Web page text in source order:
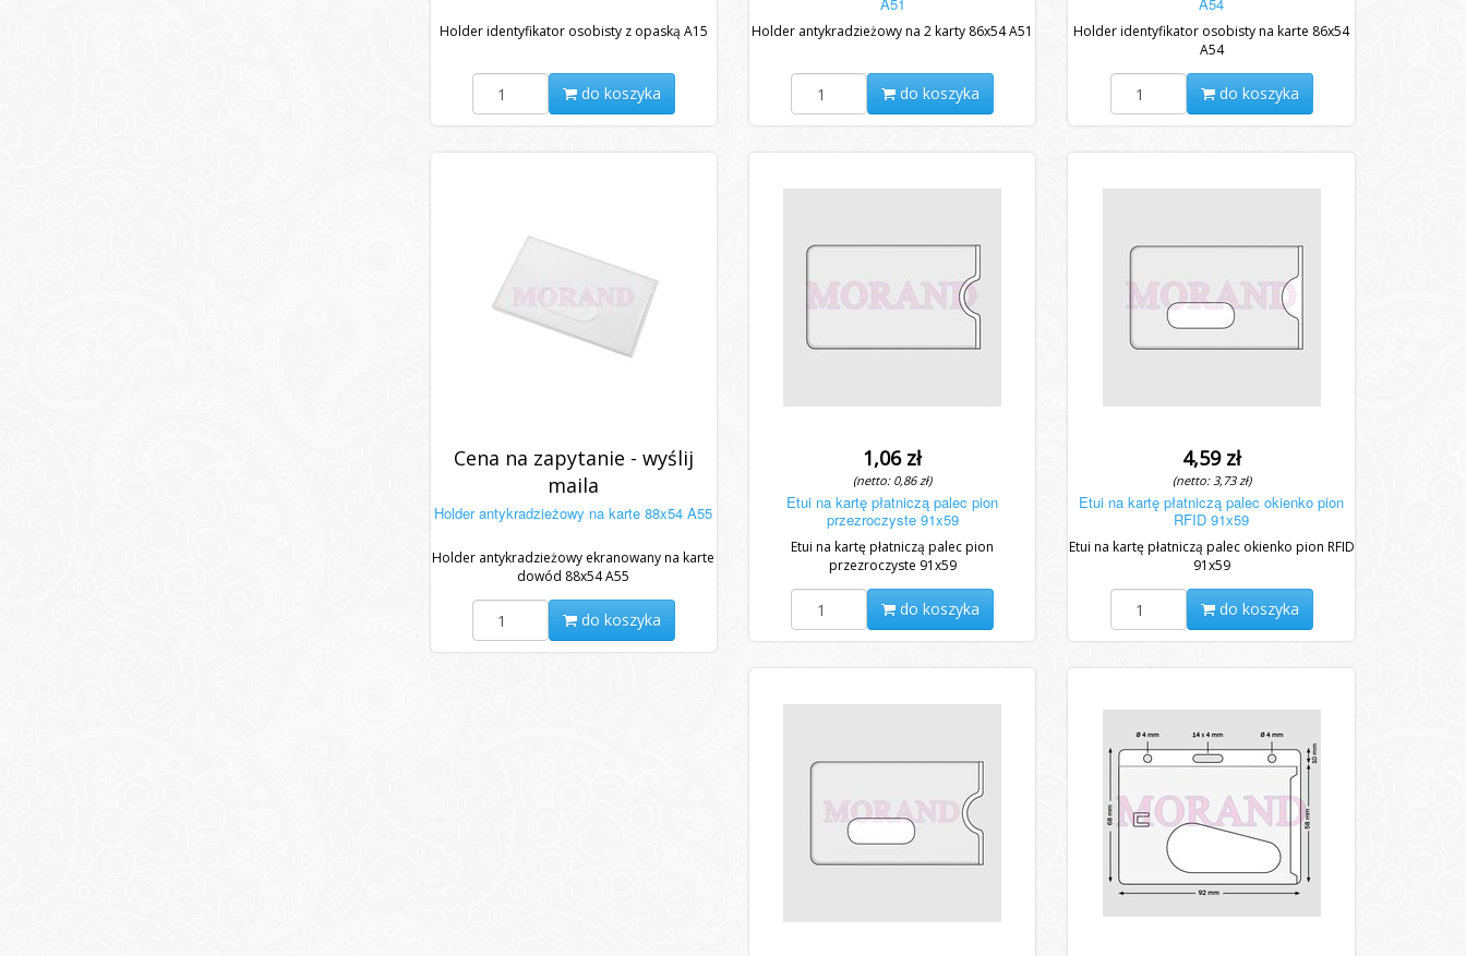
Holder identyfikator osobisty z opaską A15
do koszyka
Holder antykradzieżowy na 2 karty 86x54 A51
do koszyka
Holder identyfikator osobisty na karte 86x54
A54
do koszyka
Cena na zapytanie - wyślij
maila
Holder antykradzieżowy na karte 88x54 A55
Holder antykradzieżowy ekranowany na karte
dowód 88x54 A55
do koszyka
1,06 zł
(netto: 0,86 zł)
Etui na kartę płatniczą palec pion
przezroczyste 91x59
Etui na kartę płatniczą palec pion
przezroczyste 91x59
do koszyka
4,59 zł
(netto: 3,73 zł)
Etui na kartę płatniczą palec okienko pion
RFID 91x59
Etui na kartę płatniczą palec okienko pion RFID
91x59
do koszyka